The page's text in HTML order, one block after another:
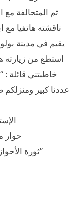
ثم المتحالفة مع
ناقشته هاتفيا
يقيم في مدينة
استطع من زيارته
خاطبتني قائلة :
عددنا كبير
حوار
ثورة الأحواز” توحّد الهتافات برحيل نظام الملالي”